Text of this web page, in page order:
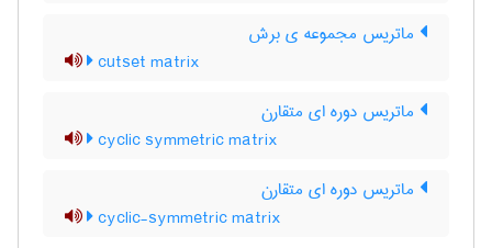
ماتریس مجموعه ی برش
cutset matrix
ماتریس دوره ای متقارن
cyclic symmetric matrix
ماتریس دوره ای متقارن
cyclic-symmetric matrix